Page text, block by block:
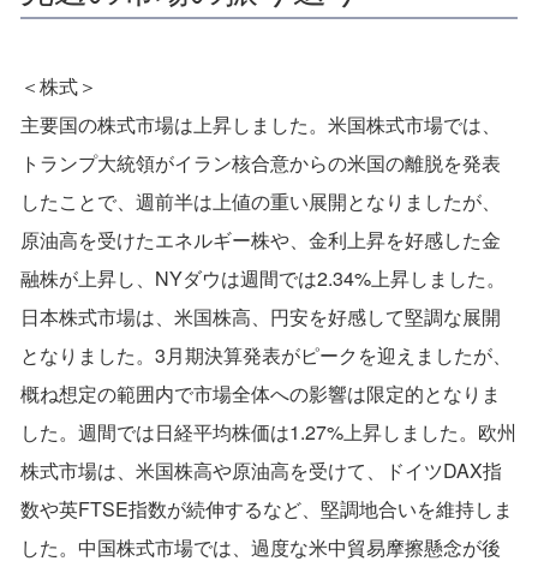
＜株式＞
主要国の株式市場は上昇しました。米国株式市場では、
トランプ大統領がイラン核合意からの米国の離脱を発表
したことで、週前半は上値の重い展開となりましたが、
原油高を受けたエネルギー株や、金利上昇を好感した金
融株が上昇し、NYダウは週間では2.34%上昇しました。
日本株式市場は、米国株高、円安を好感して堅調な展開
となりました。3月期決算発表がピークを迎えましたが、
概ね想定の範囲内で市場全体への影響は限定的となりま
した。週間では日経平均株価は1.27%上昇しました。欧州
株式市場は、米国株高や原油高を受けて、ドイツDAX指
数や英FTSE指数が続伸するなど、堅調地合いを維持しま
した。中国株式市場では、過度な米中貿易摩擦懸念が後